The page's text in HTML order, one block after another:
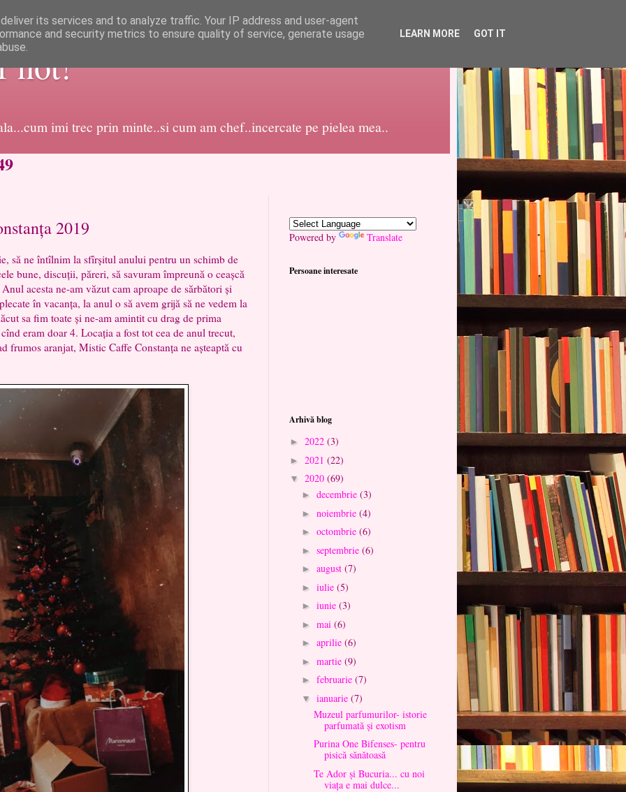
not!
imi trec prin minte..si cum am chef..incercate pe pielea mea..
2019
întîlnim la sfîrșitul anului pentru un schimb de
bune, discuții, păreri, să savuram împreună o ceașcă
acesta ne-am văzut cam aproape de sărbători și
în vacanța, la anul o să avem grijă să ne vedem la
sa fim toate și ne-am amintit cu drag de prima
eram doar 4. Locația a fost tot cea de anul trecut,
frumos aranjat, Mistic Caffe Constanța ne așteaptă cu
Powered by Translate
Persoane interesate
Arhivă blog
► 2022 (3)
► 2021 (22)
▼ 2020 (69)
► decembrie (3)
► noiembrie (4)
► octombrie (6)
► septembrie (6)
► august (7)
► iulie (5)
► iunie (3)
► mai (6)
► aprilie (6)
► martie (9)
► februarie (7)
▼ ianuarie (7)
Muzeul parfumurilor- istorie
parfumată și exotism
Purina One Bifenses- pentru
pisică sănătoasă
Te Ador și Bucuria... cu noi
viața e mai dulce...
its services and to analyze traffic. Your IP address and user-agent
and security metrics to ensure quality of service, generate usage
LEARN MORE GOT IT